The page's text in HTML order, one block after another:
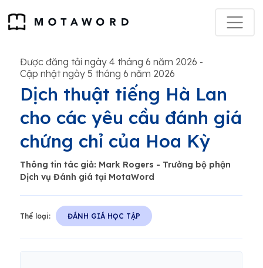
Được đăng tải ngày 4 tháng 6 năm 2026 -
Cập nhật ngày 5 tháng 6 năm 2026
Dịch thuật tiếng Hà Lan
cho các yêu cầu đánh giá
chứng chỉ của Hoa Kỳ
Thông tin tác giả: Mark Rogers - Trưởng bộ phận
Dịch vụ Đánh giá tại MotaWord
Thể loại: ĐÁNH GIÁ HỌC TẬP